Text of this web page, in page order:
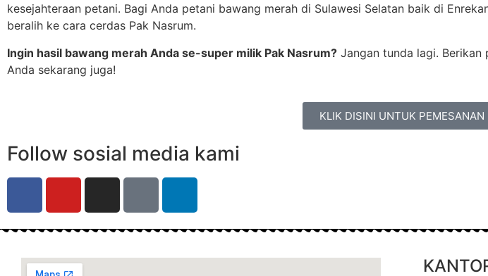
kesejahteraan petani. Bagi Anda petani bawang merah di Sulawesi Selatan baik di
beralih ke cara cerdas Pak Nasrum.
Ingin hasil bawang merah Anda se-super milik Pak Nasrum? Jangan tunda lagi.
Anda sekarang juga!
KLIK DISINI UNTUK PEMESANAN
Follow sosial media kami